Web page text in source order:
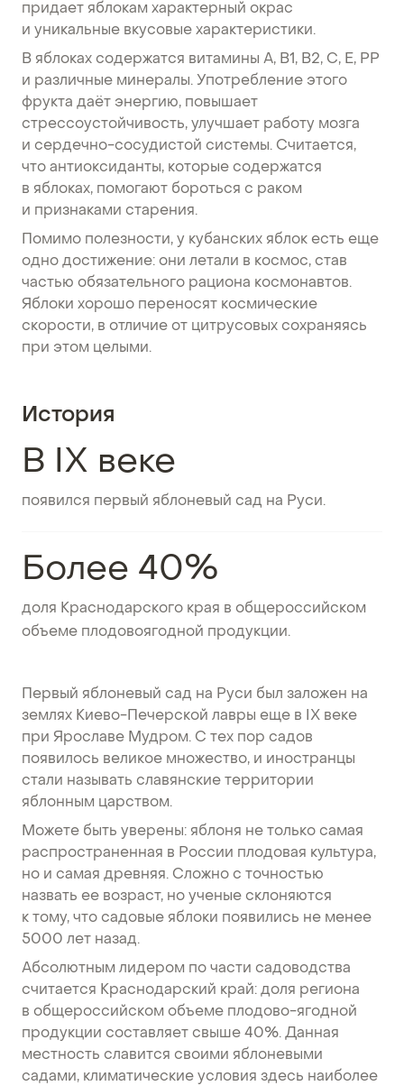
придает яблокам характерный окрас
и уникальные вкусовые характеристики.
В яблоках содержатся витамины A, В1, В2, С, Е, РР
и различные минералы. Употребление этого
фрукта даёт энергию, повышает
стрессоустойчивость, улучшает работу мозга
и сердечно-сосудистой системы. Считается,
что антиоксиданты, которые содержатся
в яблоках, помогают бороться с раком
и признаками старения.
Помимо полезности, у кубанских яблок есть еще
одно достижение: они летали в космос, став
частью обязательного рациона космонавтов.
Яблоки хорошо переносят космические
скорости, в отличие от цитрусовых сохраняясь
при этом целыми.
История
В IX веке
появился первый яблоневый сад на Руси.
Более 40%
доля Краснодарского края в общероссийском
объеме плодовоягодной продукции.
Первый яблоневый сад на Руси был заложен на
землях Киево-Печерской лавры еще в IX веке
при Ярославе Мудром. С тех пор садов
появилось великое множество, и иностранцы
стали называть славянские территории
яблонным царством.
Можете быть уверены: яблоня не только самая
распространенная в России плодовая культура,
но и самая древняя. Сложно с точностью
назвать ее возраст, но ученые склоняются
к тому, что садовые яблоки появились не менее
5000 лет назад.
Абсолютным лидером по части садоводства
считается Краснодарский край: доля региона
в общероссийском объеме плодово-ягодной
продукции составляет свыше 40%. Данная
местность славится своими яблоневыми
садами, климатические условия здесь наиболее